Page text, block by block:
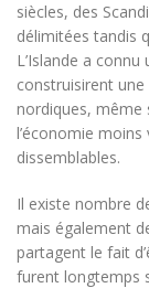
siècles, des
délimitées tandis
L’Islande a
construisirent
nordiques, même
l’économie
dissemblables.
Il existe nombre
mais également
partagent le fait
furent longtemps